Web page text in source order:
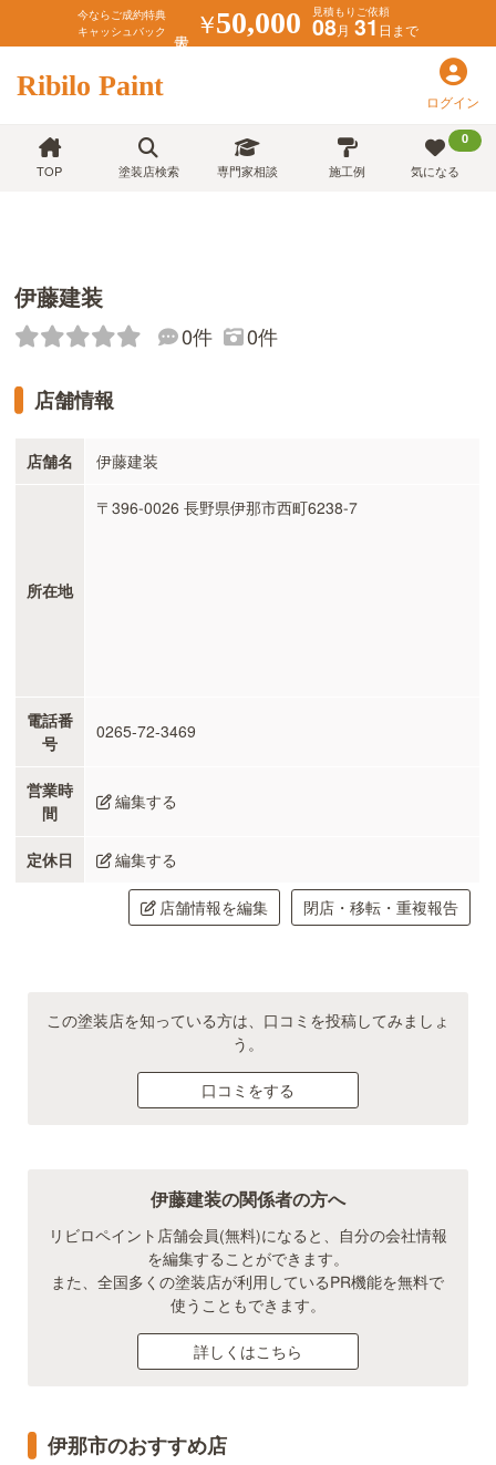
今ならご成約特典
キャッシュバック
￥50,000 見積もりご依頼
08月 31日まで
Ribilo Paint ログイン
TOP 塗装店検索 専門家相談 施工例
0
気になる
伊藤建装
0件 0件
店舗情報
店舗名 伊藤建装
所在地
〒396-0026 長野県伊那市西町6238-7
電話番
号
0265-72-3469
営業時
間
編集する
定休日 編集する
店舗情報を編集 閉店・移転・重複報告
この塗装店を知っている方は、口コミを投稿してみましょ
う。
口コミをする
伊藤建装の関係者の方へ
リビロペイント店舗会員(無料)になると、自分の会社情報
を編集することができます。
また、全国多くの塗装店が利用しているPR機能を無料で
使うこともできます。
詳しくはこちら
伊那市のおすすめ店